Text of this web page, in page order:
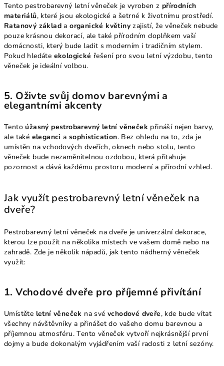
Tento pestrobarevný letní věneček je vyroben z přírodních
materiálů, které jsou ekologické a šetrné k životnímu prostředí.
Ratanový základ aorganické květiny zajistí, že věneček nebude
pouze krásnou dekorací, ale také přírodním doplňkem vaší
domácnosti, který bude ladit s moderním i tradičním stylem.
Pokud hledáte ekologické řešení pro svou letní výzdobu, tento
věneček je ideální volbou.
5. Oživte svůj domov barevnými a
elegantními akcenty
Tentoúžasný pestrobarevný letní věneček přináší nejen barvy,
ale také eleganci asophistication. Bez ohledu na to, zda je
umístěn na vchodových dveřích, oknech nebo stolu, tento
věneček bude nezaměnitelnou ozdobou, která přitahuje
pozornost a dává každému prostoru moderní a přírodní vzhled.
Jak využít pestrobarevný letní věneček na
dveře?
Pestrobarevný letní věneček na dveře je univerzální dekorace,
kterou lze použít na několika místech ve vašem domě nebo na
zahradě. Zde je několik nápadů, jak tento nádherný věneček
využít:
1.Vchodové dveře pro příjemné přivítání
Umístěte letní věneček na svévchodové dveře, kde bude vítat
všechny návštěvníky a přinášet do vašeho domu barevnou a
příjemnou atmosféru. Tento věneček vytvoří nejkrásnější první
dojmy a bude dokonalým vyjádřením vaší radosti z letní sezóny.